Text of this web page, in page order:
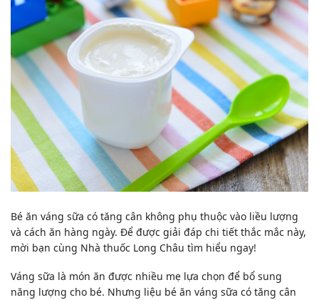
Bé ăn váng sữa có tăng cân không phụ thuộc vào liều lượng
và cách ăn hàng ngày. Để được giải đáp chi tiết thắc mắc này,
mời bạn cùng Nhà thuốc Long Châu tìm hiểu ngay!
Váng sữa là món ăn được nhiều mẹ lựa chọn để bổ sung
năng lượng cho bé. Nhưng liệu bé ăn váng sữa có tăng cân